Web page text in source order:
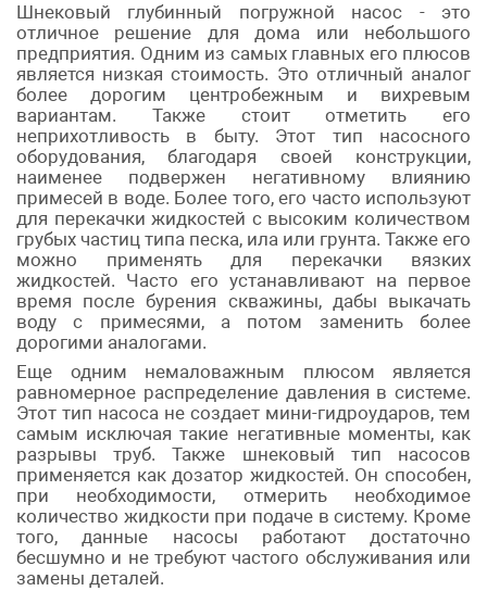
Шнековый глубинный погружной насос - это
отличное решение для дома или небольшого
предприятия. Одним из самых главных его плюсов
является низкая стоимость. Это отличный аналог
более дорогим центробежным и вихревым
вариантам. Также стоит отметить его
неприхотливость в быту. Этот тип насосного
оборудования, благодаря своей конструкции,
наименее подвержен негативному влиянию
примесей в воде. Более того, его часто используют
для перекачки жидкостей с высоким количеством
грубых частиц типа песка, ила или грунта. Также его
можно применять для перекачки вязких
жидкостей. Часто его устанавливают на первое
время после бурения скважины, дабы выкачать
воду с примесями, а потом заменить более
дорогими аналогами.
Еще одним немаловажным плюсом является
равномерное распределение давления в системе.
Этот тип насоса не создает мини-гидроударов, тем
самым исключая такие негативные моменты, как
разрывы труб. Также шнековый тип насосов
применяется как дозатор жидкостей. Он способен,
при необходимости, отмерить необходимое
количество жидкости при подаче в систему. Кроме
того, данные насосы работают достаточно
бесшумно и не требуют частого обслуживания или
замены деталей.